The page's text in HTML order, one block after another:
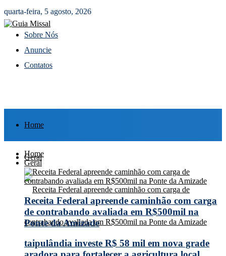
quarta-feira, 5 agosto, 2026
Sobre Nós
Anuncie
Contatos
Home
Geral
Home
Geral
Receita Federal apreende caminhão com carga
de contrabando avaliada em R$500mil na
Ponte da Amizade
taipulândia investe R$ 58 mil em nova grade